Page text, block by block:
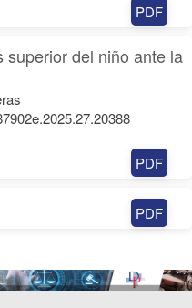
PDF
superior del niño ante la
PDF
PDF